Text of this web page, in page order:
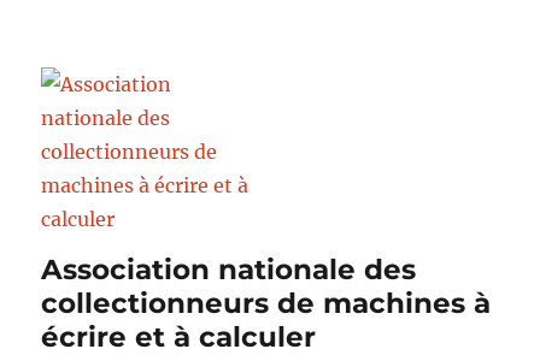
Association nationale des
collectionneurs de machines à
écrire et à calculer